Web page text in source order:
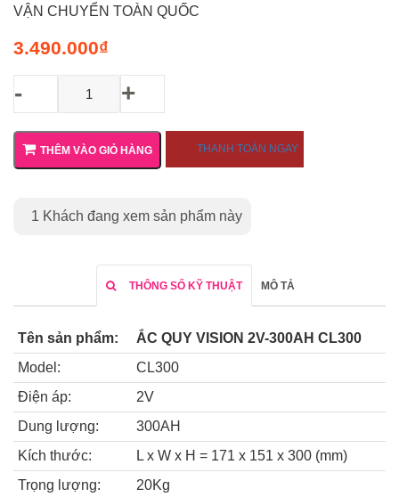
VẬN CHUYỂN TOÀN QUỐC
₫
3.490.000
- +
THÊM VÀO GIỎ HÀNG THANH TOÁN NGAY
1 Khách đang xem sản phẩm này
THÔNG SỐ KỸ THUẬT MÔ TẢ
Tên sản phẩm:
ẮC QUY VISION 2V-300AH CL300
Model:
CL300
Điện áp:
2V
Dung lượng:
300AH
Kích thước:
L x W x H = 171 x 151 x 300 (mm)
Trọng lượng:
20Kg